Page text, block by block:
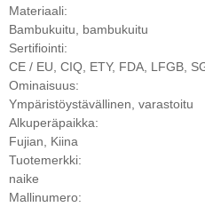
Materiaali:
Bambukuitu, bambukuitu
Sertifiointi:
CE / EU, CIQ, ETY, FDA, LFGB,
Ominaisuus:
Ympäristöystävällinen, varastoitu
Alkuperäpaikka:
Fujian, Kiina
Tuotemerkki:
naike
Mallinumero: